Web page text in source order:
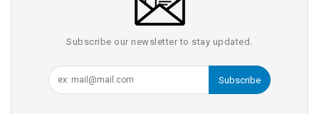
Subscribe our newsletter to stay updated.
Subscribe